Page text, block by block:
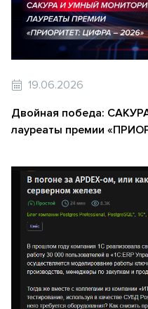
19.06.2026
Двойная победа:
лауреаты премии